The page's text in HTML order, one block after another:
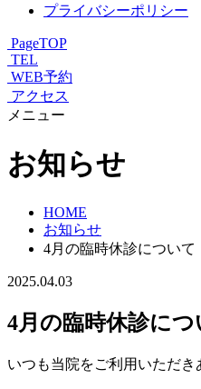
プライバシーポリシー
PageTOP
TEL
WEB予約
アクセス
メニュー
お知らせ
HOME
お知らせ
4月の臨時休診について
2025.04.03
4月の臨時休診につ
いつも当院をご利用いただき